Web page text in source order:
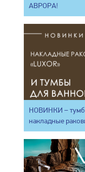
АВРОРА!
НОВИНКИ –
накладные